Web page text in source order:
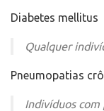
Diabetes mellitus
Qualquer
Pneumopatias
Indivíduos com